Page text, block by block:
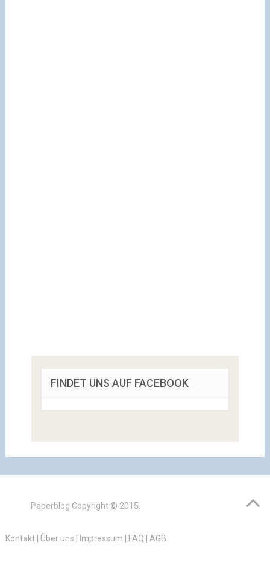
FINDET UNS AUF FACEBOOK
Paperblog Copyright © 2015.
Kontakt| Über uns Impressum FAQ AGB